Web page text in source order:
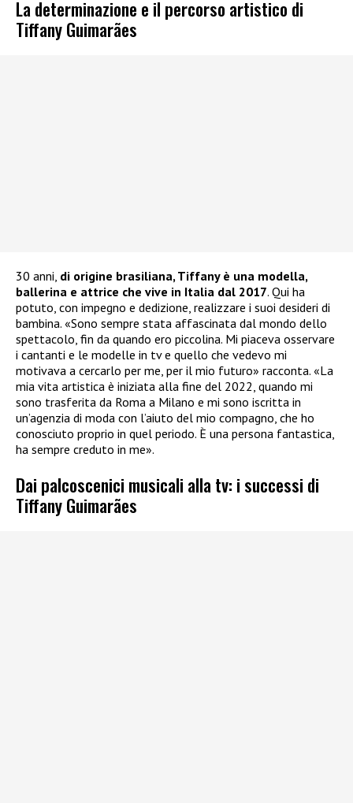
La determinazione e il percorso artistico di
Tiffany Guimarães
30 anni, di origine brasiliana, Tiffany è una modella,
ballerina e attrice che vive in Italia dal 2017. Qui ha
potuto, con impegno e dedizione, realizzare i suoi desideri di
bambina. «Sono sempre stata affascinata dal mondo dello
spettacolo, fin da quando ero piccolina. Mi piaceva osservare
i cantanti e le modelle in tv e quello che vedevo mi
motivava a cercarlo per me, per il mio futuro» racconta. «La
mia vita artistica è iniziata alla fine del 2022, quando mi
sono trasferita da Roma a Milano e mi sono iscritta in
un’agenzia di moda con l’aiuto del mio compagno, che ho
conosciuto proprio in quel periodo. È una persona fantastica,
ha sempre creduto in me».
Dai palcoscenici musicali alla tv: i successi di
Tiffany Guimarães